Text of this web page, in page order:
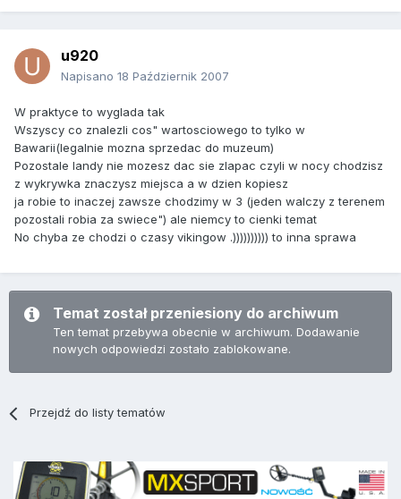
u920
Napisano 18 Październik 2007
W praktyce to wyglada tak
Wszyscy co znalezli cos" wartosciowego to tylko w
Bawarii(legalnie mozna sprzedac do muzeum)
Pozostale landy nie mozesz dac sie zlapac czyli w nocy chodzisz
z wykrywka znaczysz miejsca a w dzien kopiesz
ja robie to inaczej zawsze chodzimy w 3 (jeden walczy z terenem
pozostali robia za swiece") ale niemcy to cienki temat
No chyba ze chodzi o czasy vikingow .)))))))))) to inna sprawa
Temat został przeniesiony do archiwum
Ten temat przebywa obecnie w archiwum. Dodawanie
nowych odpowiedzi zostało zablokowane.
Przejdź do listy tematów